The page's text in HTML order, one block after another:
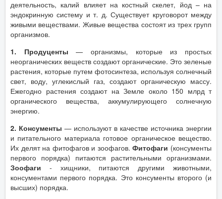
деятельность, калий влияет на костный скелет, йод – на
эндокринную систему и т. д. Существует круговорот между
живыми веществами. Живые вещества состоят из трех групп
организмов.
1. Продуценты — организмы, которые из простых
неорганических веществ создают органические. Это зеленые
растения, которые путем фотосинтеза, используя солнечный
свет, воду, углекислый газ, создают органическую массу.
Ежегодно растения создают на Земле около 150 млрд т
органического вещества, аккумулирующего солнечную
энергию.
2. Консументы — используют в качестве источника энергии
и питательного материала готовое органическое вещество.
Их делят на фитофагов и зоофагов.Фитофаги (консументы
первого порядка) питаются растительными организмами.
Зоофаги - хищники, питаются другими животными,
консументами первого порядка. Это консументы второго (и
высших) порядка.